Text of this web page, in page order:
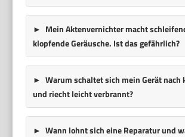
Mein Aktenvernichter macht
klopfende Geräusche. Ist das gefährlich?
Warum schaltet sich mein Gerät nach
und riecht leicht verbrannt?
Wann lohnt sich eine Reparatur und